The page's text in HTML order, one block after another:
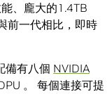
、龐大的1.4TB
前一代相比，即時
備有八個 NVIDIA
。 每個連接可提